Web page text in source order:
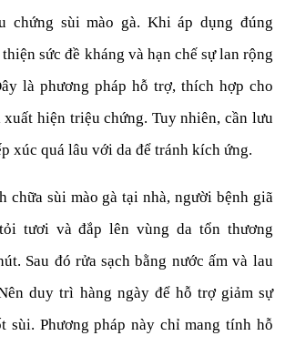
chứng sùi mào gà. Khi áp dụng đúng
sức đề kháng và hạn chế sự lan rộng
là phương pháp hỗ trợ, thích hợp cho
hiện triệu chứng. Tuy nhiên, cần lưu
xúc quá lâu với da để tránh kích ứng.
chữa sùi mào gà tại nhà, người bệnh giã
tươi và đắp lên vùng da tổn thương
Sau đó rửa sạch bằng nước ấm và lau
duy trì hàng ngày để hỗ trợ giảm sự
sùi. Phương pháp này chỉ mang tính hỗ